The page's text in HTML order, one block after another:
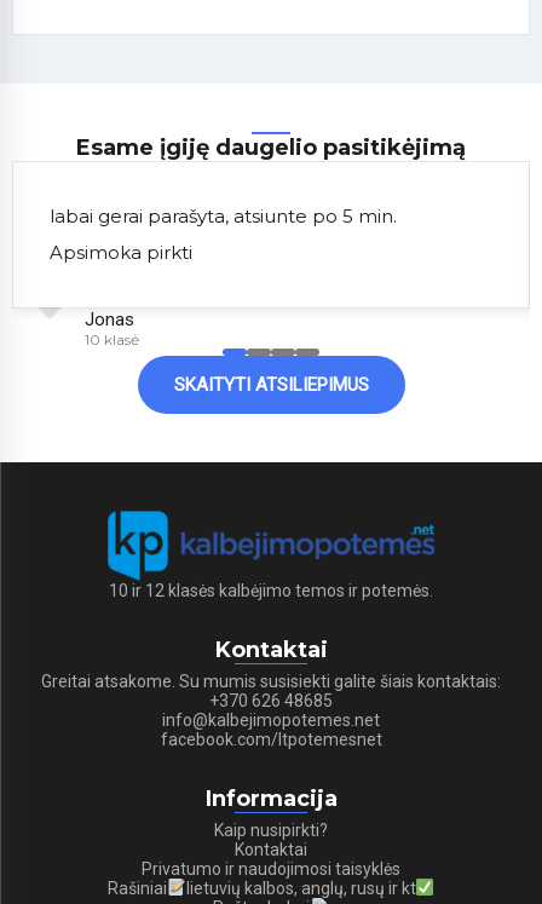
Esame įgiję daugelio pasitikėjimą
labai gerai parašyta, atsiunte po 5 min.
Apsimoka pirkti
Jonas
10 klasė
SKAITYTI ATSILIEPIMUS
10 ir 12 klasės kalbėjimo temos ir potemės.
Kontaktai
Greitai atsakome. Su mumis susisiekti galite šiais kontaktais:
+370 626 48685
info@kalbejimopotemes.net
facebook.com/ltpotemesnet
Informacija
Kaip nusipirkti?
Kontaktai
Privatumo ir naudojimosi taisyklės
Rašiniai
lietuvių kalbos, anglų, rusų ir kt